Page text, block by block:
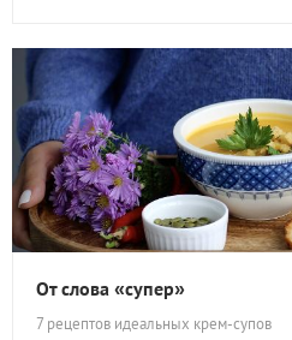
От слова «супер»
7 рецептов идеальных крем-супов